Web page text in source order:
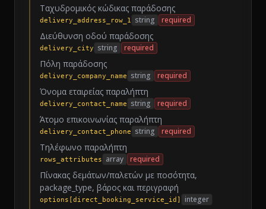
Ταχυδρομικός κώδικας παράδοσης
delivery_address_row_1 string required
Διεύθυνση οδού παράδοσης
delivery_city string required
Πόλη παράδοσης
delivery_company_name string required
Όνομα εταιρείας παραλήπτη
delivery_contact_name string required
Άτομο επικοινωνίας παραλήπτη
delivery_contact_phone string required
Τηλέφωνο παραλήπτη
rows_attributes array required
Πίνακας δεμάτων/παλετών με ποσότητα,
package_type, βάρος και περιγραφή
options[direct_booking_service_id] integer